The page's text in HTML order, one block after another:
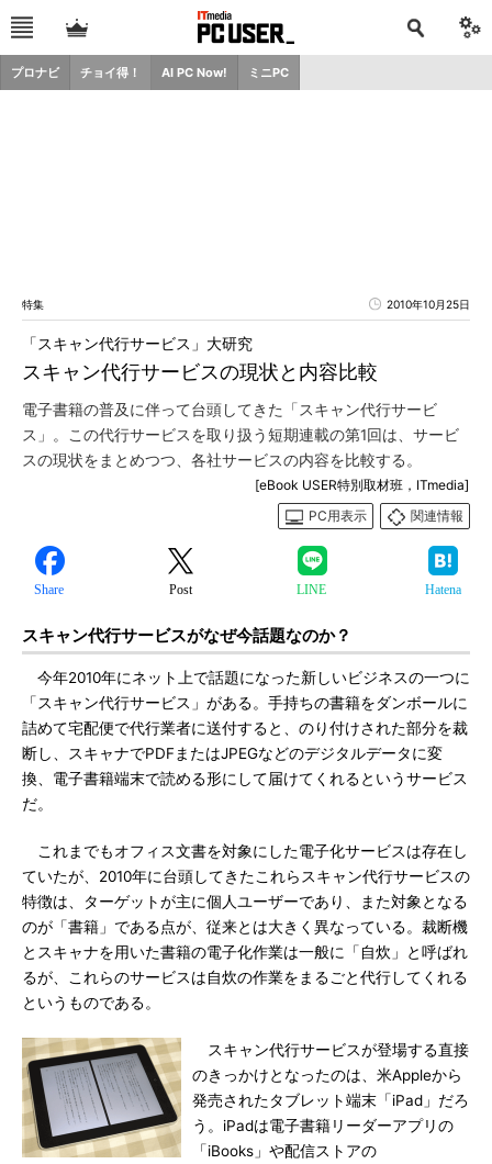
プロナビ チョイ得！ AI PC Now! ミニPC
特集 2010年10月25日
スキャン代行サービスの現状と内容比較
「スキャン代行サービス」大研究
電子書籍の普及に伴って台頭してきた「スキャン代行サービ
ス」。この代行サービスを取り扱う短期連載の第1回は、サービ
スの現状をまとめつつ、各社サービスの内容を比較する。
[eBook USER特別取材班，ITmedia]
PC用表示
関連情報
Share Post LINE Hatena
スキャン代行サービスがなぜ今話題なのか？
今年2010年にネット上で話題になった新しいビジネスの一つに
「スキャン代行サービス」がある。手持ちの書籍をダンボールに
詰めて宅配便で代行業者に送付すると、のり付けされた部分を裁
断し、スキャナでPDFまたはJPEGなどのデジタルデータに変
換、電子書籍端末で読める形にして届けてくれるというサービス
だ。
これまでもオフィス文書を対象にした電子化サービスは存在し
ていたが、2010年に台頭してきたこれらスキャン代行サービスの
特徴は、ターゲットが主に個人ユーザーであり、また対象となる
のが「書籍」である点が、従来とは大きく異なっている。裁断機
とスキャナを用いた書籍の電子化作業は一般に「自炊」と呼ばれ
るが、これらのサービスは自炊の作業をまるごと代行してくれる
というものである。
スキャン代行サービスが登場する直接
のきっかけとなったのは、米Appleから
発売されたタブレット端末「iPad」だろ
う。iPadは電子書籍リーダーアプリの
「iBooks」や配信ストアの